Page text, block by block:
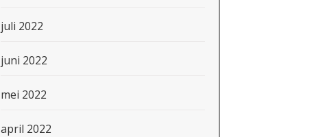
juli 2022
juni 2022
mei 2022
april 2022